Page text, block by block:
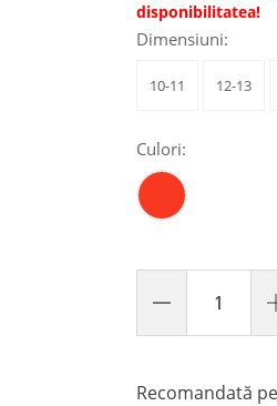
disponibilitatea!
Dimensiuni:
10-11 12-13
Culori:
Recomandată